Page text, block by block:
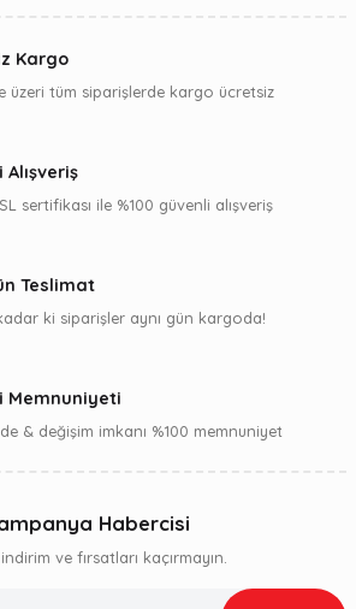
Kargo
üzeri tüm siparişlerde kargo ücretsiz
Alışveriş
sertifikası ile %100 güvenli alışveriş
Teslimat
ki siparişler aynı gün kargoda!
Memnuniyeti
& değişim imkanı %100 memnuniyet
Habercisi
ve fırsatları kaçırmayın.